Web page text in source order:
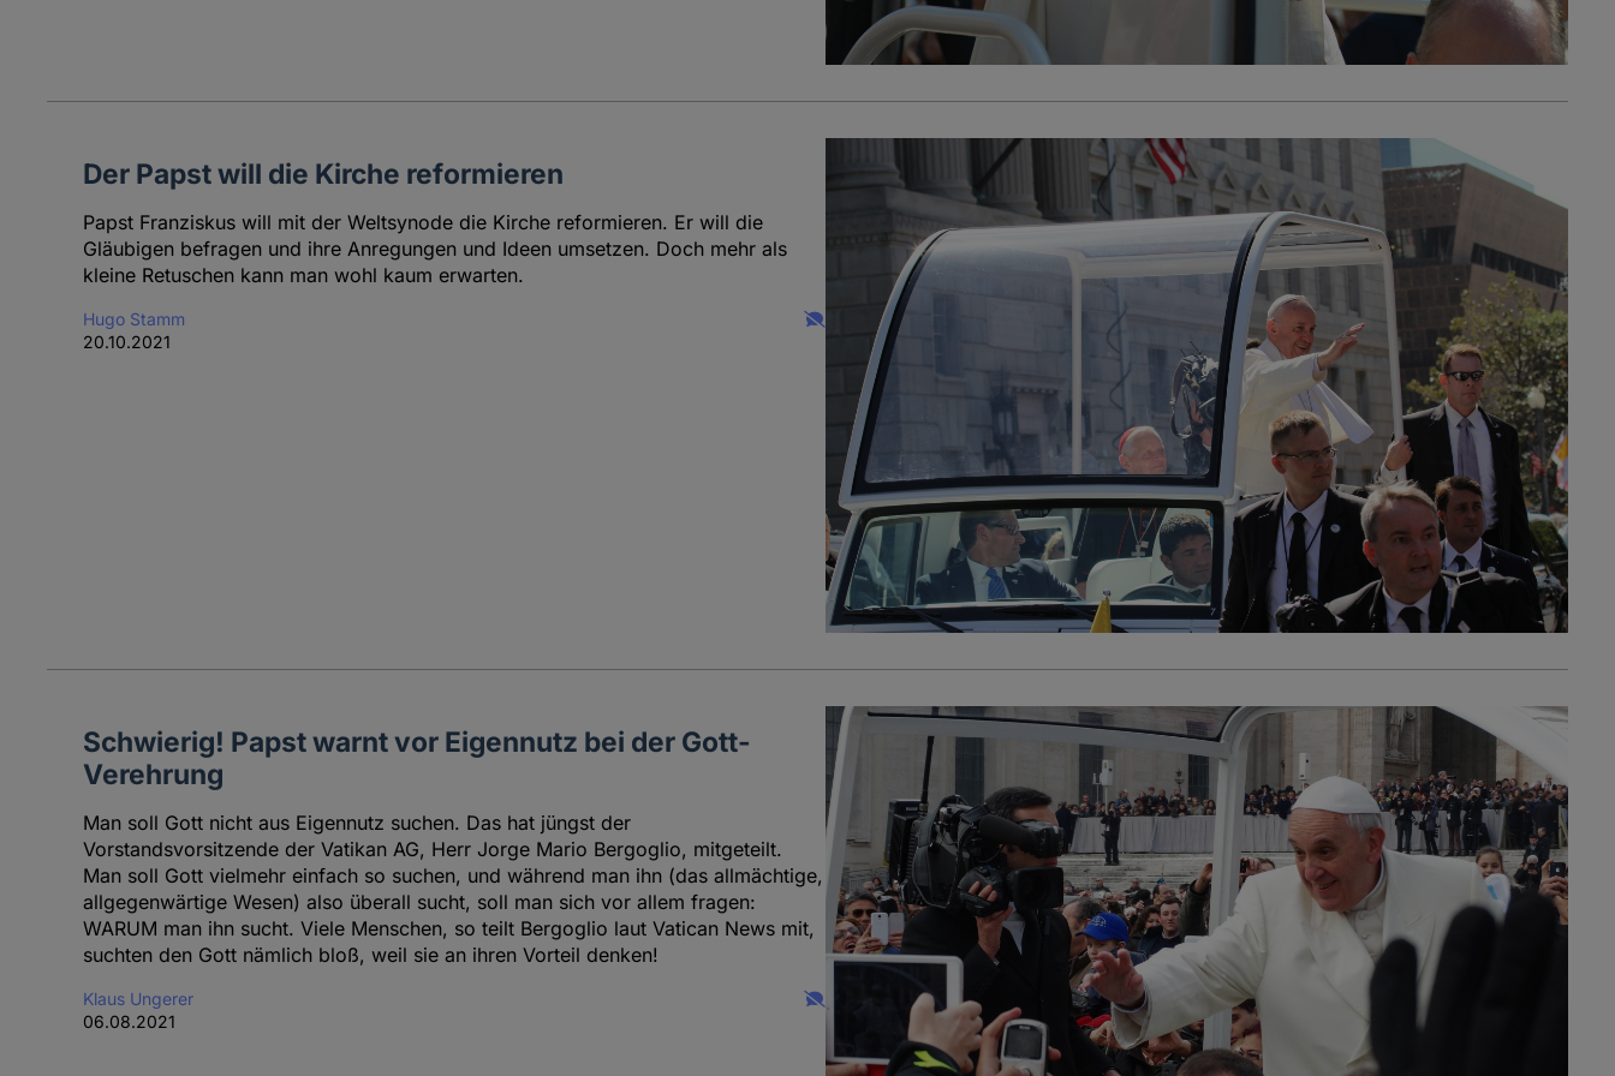
Der Papst will die Kirche reformieren
Papst Franziskus will mit der Weltsynode die Kirche reformieren. Er will die
Gläubigen befragen und ihre Anregungen und Ideen umsetzen. Doch mehr als
kleine Retuschen kann man wohl kaum erwarten.
Hugo Stamm
20.10.2021
Schwierig! Papst warnt vor Eigennutz bei der Gott-
Verehrung
Man soll Gott nicht aus Eigennutz suchen. Das hat jüngst der
Vorstandsvorsitzende der Vatikan AG, Herr Jorge Mario Bergoglio, mitgeteilt.
Man soll Gott vielmehr einfach so suchen, und während man ihn (das allmächtige,
allgegenwärtige Wesen) also überall sucht, soll man sich vor allem fragen:
WARUM man ihn sucht. Viele Menschen, so teilt Bergoglio laut Vatican News mit,
suchten den Gott nämlich bloß, weil sie an ihren Vorteil denken!
Klaus Ungerer
06.08.2021